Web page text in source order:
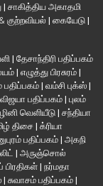
| சாகித்திய அகாதமி
குற்றவியல் | கையேடு |
| தேசாந்திரி பதிப்பகம்
| எழுத்து பிரசுரம் |
பதிப்பகம் | வம்சி புக்ஸ் |
விஜயா பதிப்பகம் | புலம்
வெளியீடு | சந்தியா
திசை| க்ரியா
பதிப்பகம் | அகநி
| அருஞ்சொல்
பிரதிகள்| நர்மதா
| சுவாசம் பதிப்பகம் |